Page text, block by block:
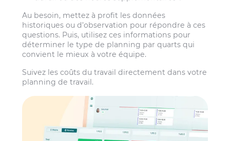
Au besoin, mettez à profit les données
historiques ou d’observation pour répondre à ces
questions. Puis, utilisez ces informations pour
déterminer le type de planning par quarts qui
convient le mieux à votre équipe.
Suivez les coûts du travail directement dans votre
planning de travail.